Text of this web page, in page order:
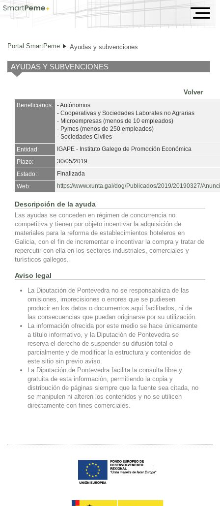
Ayudas y subvenciones
Portal SmartPeme Ayudas y subvenciones
AYUDAS Y SUBVENCIONES
Volver
Beneficiarios: - Autónomos
- Cooperativas y Sociedades Laborales no Agrarias
- Microempresas (menos de 10 empleados)
- Pymes (menos de 250 empleados)
- Sociedades Civiles
Entidad:
IGAPE - Instituto Galego de Promoción Económica
Plazo:
30/05/2019
Estado:
Finalizada
Web:
https://www.xunta.gal/dog/Publicados/2019/20190327/
Descripción de la ayuda
Las ayudas se conceden en régimen de concurrencia no
competitiva y tienen por objeto incentivar la adquisición de
materiales para la reforma de establecimientos hoteleros en
Galicia, con el fin de incrementar e incentivar la compra y tratar de
repercutir con ella en los sectores industriales, comerciales y
turísticos gallegos.
Aviso legal
La Diputación de Pontevedra no se responsabiliza de las
omisiones, imprecisiones o errores que se pudiesen
producir en los datos o documentos aquí facilitados, ni de
las consecuencias que puedan originarse por su utilización.
La información ofrecida por este medio se hace únicamente
a título informativo, y la Diputación de Pontevedra se
reserva el derecho de suspender su difusión total o
parcialmente y de modificar la estructura y contenidos de
este sitio sin previo aviso.
La Diputación de Pontevedra facilita la consulta libre y
gratuita de esta información, permitiendo la copia y
distribución de páginas siempre que la fuente sea citada, no
se manipulen ni alteren los contenidos y no se utilicen
directamente con fines comerciales.